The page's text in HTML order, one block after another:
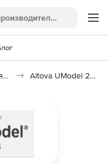
Программы для разработки ПО Altova UModel 2026